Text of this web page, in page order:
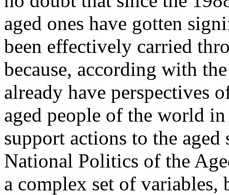
aged ones have gotten
been effectively carried
because, according with
already have perspectives
aged people of the world
support actions to the aged
National Politics of the
a complex set of variables,